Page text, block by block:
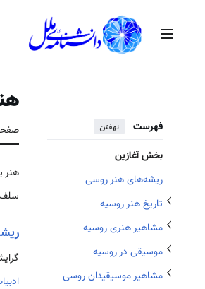
منوی اصلی
فهرست نهفتن
بخش آغازین
ریشه‌های هنر روسی
تاریخ هنر روسیه
تغییر وضعیت زیربخش‌های تاریخ هنر روسیه
مشاهیر هنری روسیه
تغییر وضعیت زیربخش‌های مشاهیر هنری روسیه
موسیقی در روسیه
تغییر وضعیت زیربخش‌های موسیقی در روسیه
مشاهیر موسیقیدان روسی
تغییر وضعیت زیربخش‌های مشاهیر موسیقیدان روسی
تغییر وضعیت زیربخش‌های تئاتر و هنر‌های نمایشی روسیه هنر